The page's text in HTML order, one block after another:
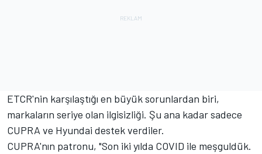
ETCR'nin karşılaştığı en büyük sorunlardan biri,
markaların seriye olan ilgisizliği. Şu ana kadar sadece
CUPRA ve Hyundai destek verdiler.
CUPRA'nın patronu, "Son iki yılda COVID ile meşguldük.